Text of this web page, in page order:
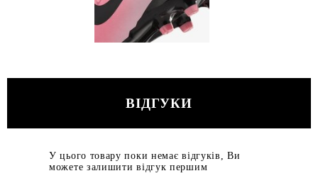
ВІДГУКИ
У цього товару поки немає відгуків, Ви
можете залишити відгук першим